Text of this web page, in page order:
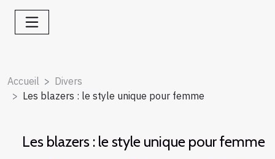
Accueil
Divers
Les blazers : le style unique pour femme
Les blazers : le style unique pour femme